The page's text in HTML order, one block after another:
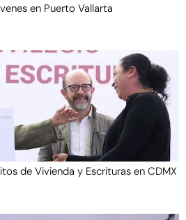
en Puerto Vallarta
de Vivienda y Escrituras en CDMX